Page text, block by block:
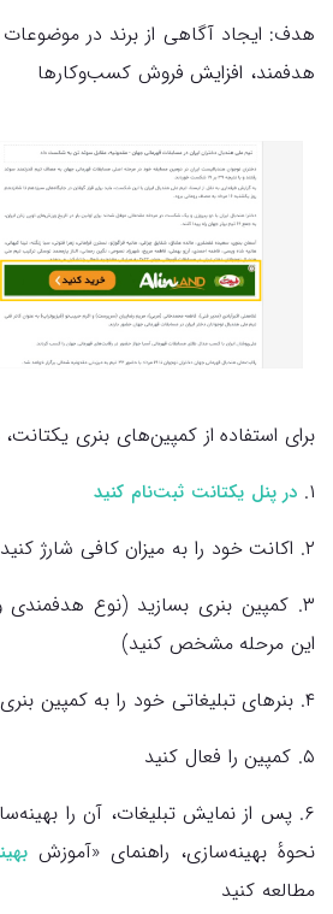
هدف: ایجاد آگاهی از برند در
هدفمند، افزایش فروش کسب‌وکارها
برای استفاده از کمپین‌های بنری
۱. در پنل یکتانت ثبت‌نام کنید
۲. اکانت خود را به میزان کافی شارژ کنید
۳. کمپین بنری بسازید (نوع
این مرحله مشخص کنید)
۴. بنرهای تبلیغاتی خود را به کمپین بنری اضافه کنید
۵. کمپین را فعال کنید
۶. پس از نمایش تبلیغات، آن را
نحوهٔ بهینه‌سازی، راهنمای «آموزش
مطالعه کنید